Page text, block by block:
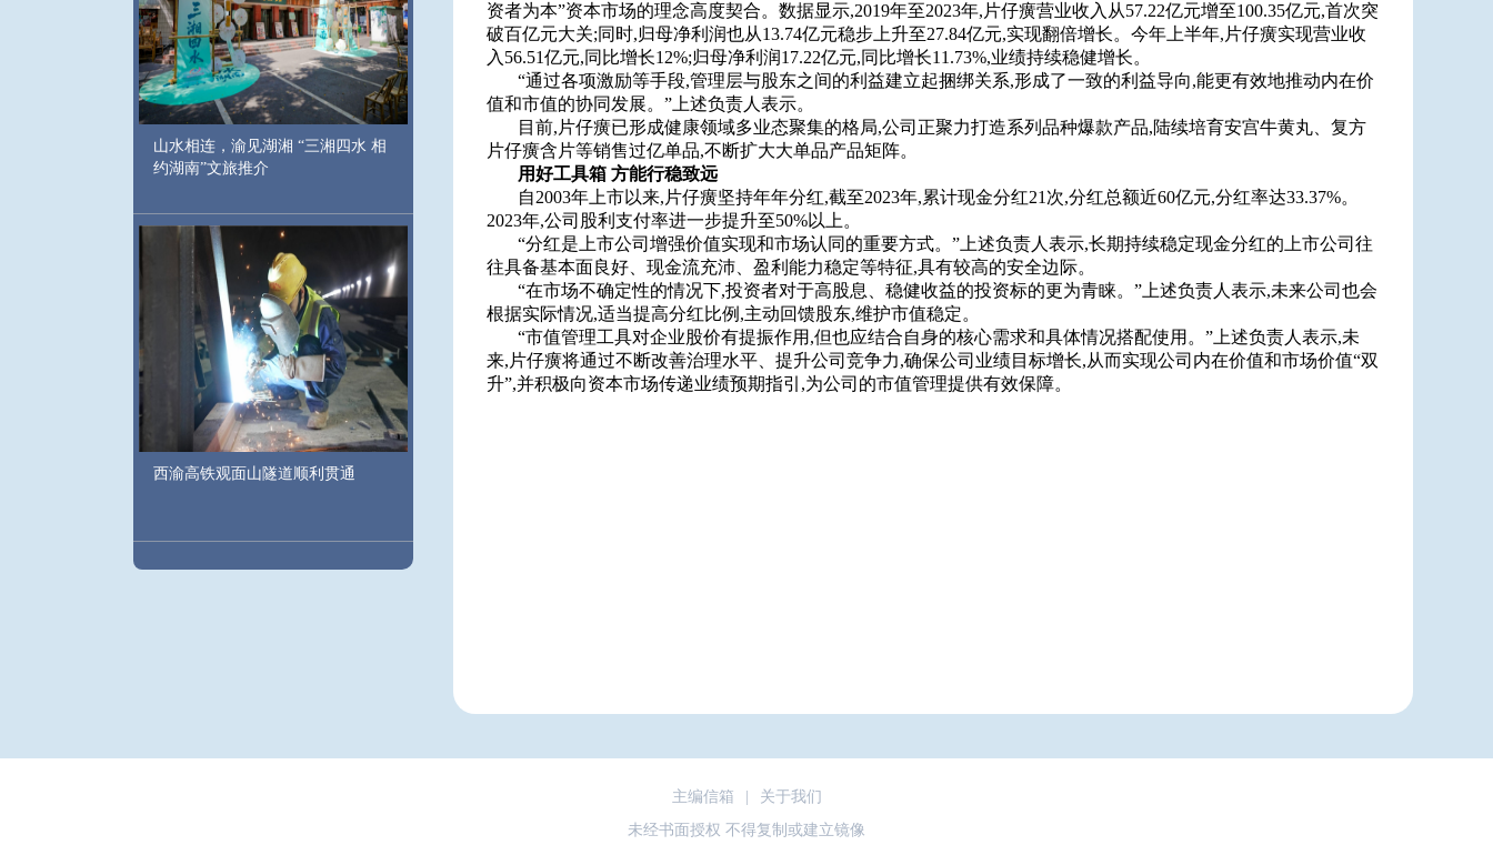
山水相连，渝见湖湘 “三湘四水 相
约湖南”文旅推介
西渝高铁观面山隧道顺利贯通
资者为本”资本市场的理念高度契合。数据显示,2019年至2023年,片仔癀营业收入从57.22亿元增至100.35亿元,首次突
破百亿元大关;同时,归母净利润也从13.74亿元稳步上升至27.84亿元,实现翻倍增长。今年上半年,片仔癀实现营业收
入56.51亿元,同比增长12%;归母净利润17.22亿元,同比增长11.73%,业绩持续稳健增长。
“通过各项激励等手段,管理层与股东之间的利益建立起捆绑关系,形成了一致的利益导向,能更有效地推动内在价
值和市值的协同发展。”上述负责人表示。
目前,片仔癀已形成健康领域多业态聚集的格局,公司正聚力打造系列品种爆款产品,陆续培育安宫牛黄丸、复方
片仔癀含片等销售过亿单品,不断扩大大单品产品矩阵。
用好工具箱 方能行稳致远
自2003年上市以来,片仔癀坚持年年分红,截至2023年,累计现金分红21次,分红总额近60亿元,分红率达33.37%。
2023年,公司股利支付率进一步提升至50%以上。
“分红是上市公司增强价值实现和市场认同的重要方式。”上述负责人表示,长期持续稳定现金分红的上市公司往
往具备基本面良好、现金流充沛、盈利能力稳定等特征,具有较高的安全边际。
“在市场不确定性的情况下,投资者对于高股息、稳健收益的投资标的更为青睐。”上述负责人表示,未来公司也会
根据实际情况,适当提高分红比例,主动回馈股东,维护市值稳定。
“市值管理工具对企业股价有提振作用,但也应结合自身的核心需求和具体情况搭配使用。”上述负责人表示,未
来,片仔癀将通过不断改善治理水平、提升公司竞争力,确保公司业绩目标增长,从而实现公司内在价值和市场价值“双
升”,并积极向资本市场传递业绩预期指引,为公司的市值管理提供有效保障。
主编信箱
关于我们
未经书面授权 不得复制或建立镜像